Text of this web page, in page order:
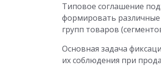
Типовое соглашение
формировать различные
групп товаров
Основная задача
их соблюдения при